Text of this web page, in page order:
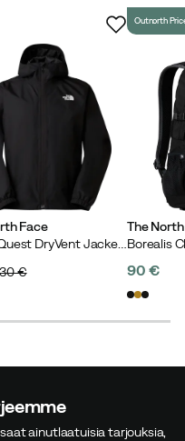
Face
€
The
Outnorth
price
90 €
ainutlaatuisia tarjouksia,